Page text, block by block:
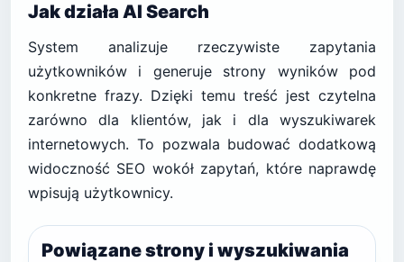
Jak działa AI Search
System analizuje rzeczywiste zapytania
użytkowników i generuje strony wyników pod
konkretne frazy. Dzięki temu treść jest czytelna
zarówno dla klientów, jak i dla wyszukiwarek
internetowych. To pozwala budować dodatkową
widoczność SEO wokół zapytań, które naprawdę
wpisują użytkownicy.
Powiązane strony i wyszukiwania